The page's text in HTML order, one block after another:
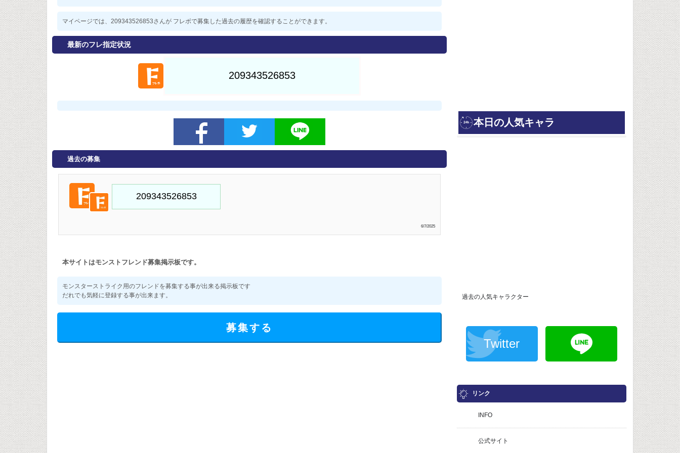
マイページでは、209343526853さんが フレボで募集した過去の履歴を確認することができます。
最新のフレ指定状況
過去の募集
6/7/2025
本サイトはモンストフレンド募集掲示板です。
モンスターストライク用のフレンドを募集する事が出来る掲示板です
だれでも気軽に登録する事が出来ます。
募集する
過去の人気キャラクター
Twitter
リンク
INFO
公式サイト